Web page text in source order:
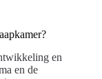
en
en de